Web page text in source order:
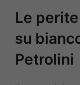
Le
su
Petrolini